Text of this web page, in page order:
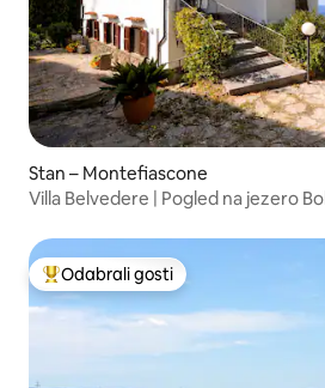
Stan – Montefiascone
Villa Belvedere | Pogled na jezero
Među najviše rangiranima s
Odabrali gosti